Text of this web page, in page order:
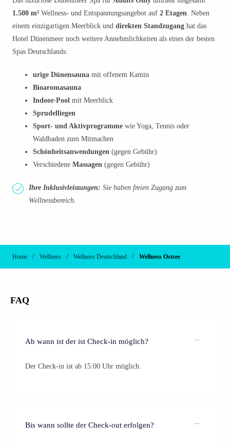
1.500 m² Wellness- und Entspannungsangebot auf 2 Etagen. Neben
einem einzigartigen Meerblick und direkten Standzugang hat das
Hotel Dünenmeer noch weitere Annehmlichkeiten als eines der besten
Spas Deutschlands:
urige Dünensauna mit offenem Kamin
Bioaromasauna
Indoor-Pool mit Meerblick
Sprudelliegen
Sport- und Aktivprogramme wie Yoga, Tennis oder
Waldbaden zum Mitmachen
Schönheitsanwendungen (gegen Gebühr)
Verschiedene Massagen (gegen Gebühr)
Ihre Inklusivleistungen: Sie haben freien Zugang zum
Wellnessbereich.
Home / Wellness / Wellness Deutschland / Wellness Ostsee
FAQ
Ab wann ist der ist Check-in möglich?
Der Check-in ist ab 15:00 Uhr möglich.
Bis wann sollte der Check-out erfolgen?